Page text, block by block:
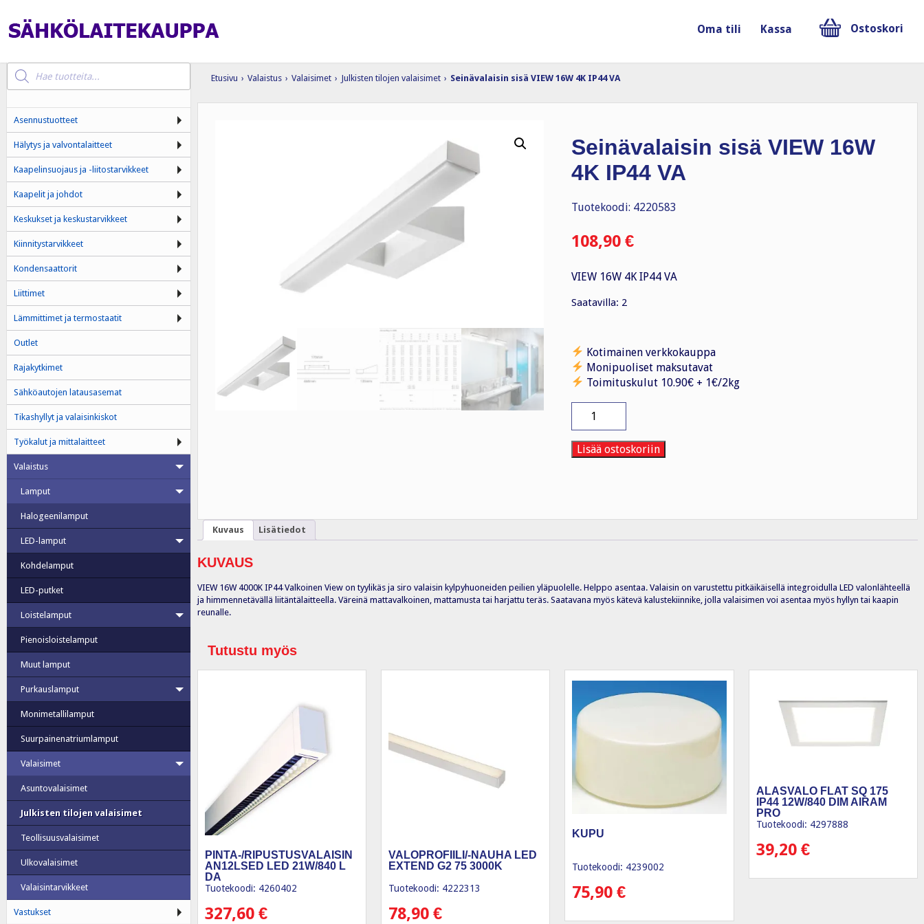
Oma tili Kassa Ostoskori
Etusivu › Valaistus › Valaisimet › Julkisten tilojen valaisimet › Seinävalaisin sisä VIEW 16W 4K IP44 VA
Seinävalaisin sisä VIEW 16W
4K IP44 VA
Tuotekoodi: 4220583
108,90 €
VIEW 16W 4K IP44 VA
Saatavilla: 2
Kotimainen verkkokauppa
Monipuoliset maksutavat
Toimituskulut 10.90€ + 1€/2kg
VIEW
16W
4K
Lisää ostoskoriin
Kuvaus Lisätiedot
KUVAUS
VIEW 16W 4000K IP44 Valkoinen View on tyylikäs ja siro valaisin kylpyhuoneiden peilien yläpuolelle. Helppo asentaa. Valaisin on varustettu pitkäikäisellä integroidulla LED valonlähteellä
ja himmennetävällä liitäntälaitteella. Väreinä mattavalkoinen, mattamusta tai harjattu teräs. Saatavana myös kätevä kalustekiinnike, jolla valaisimen voi asentaa myös hyllyn tai kaapin
reunalle.
Tutustu myös
PINTA-/RIPUSTUSVALAISIN
AN12LSED LED 21W/840 L
DA
Tuotekoodi: 4260402
327,60 €
VALOPROFIILI/-NAUHA LED
EXTEND G2 75 3000K
Tuotekoodi: 4222313
78,90€
KUPU
Tuotekoodi: 4239002
75,90€
ALASVALO FLAT SQ 175
IP44 12W/840 DIM AIRAM
PRO
Tuotekoodi: 4297888
39,20 €
Products
search
Asennustuotteet
Hälytys ja valvontalaitteet
Kaapelinsuojaus ja -liitostarvikkeet
Kaapelit ja johdot
Keskukset ja keskustarvikkeet
Kiinnitystarvikkeet
Kondensaattorit
Liittimet
Lämmittimet ja termostaatit
Outlet
Rajakytkimet
Sähköautojen latausasemat
Tikashyllyt ja valaisinkiskot
Työkalut ja mittalaitteet
Valaistus
Lamput
Halogeenilamput
LED-lamput
Kohdelamput
LED-putket
Loistelamput
Pienoisloistelamput
Muut lamput
Purkauslamput
Monimetallilamput
Suurpainenatriumlamput
Valaisimet
Asuntovalaisimet
Julkisten tilojen valaisimet
Teollisuusvalaisimet
Ulkovalaisimet
Valaisintarvikkeet
Vastukset